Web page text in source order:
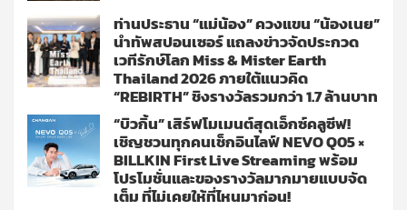
ท่านประธาน “แม่น้อง” ควงแขน “น้องเนย”
นำทัพสปอนเซอร์ แถลงข่าวจัดประกวด
เวทีรักษ์โลก Miss & Mister Earth
Thailand 2026 ภายใต้แนวคิด
“REBIRTH” ชิงรางวัลรวมกว่า 1.7 ล้านบาท
“บิวกิ้น” เสิร์ฟโมเมนต์สุดเอ็กซ์คลูซีฟ!
เชิญชวนทุกคนเช็กอินไลฟ์ NEVO Q05 ×
BILLKIN First Live Streaming พร้อม
โปรโมชั่นและของรางวัลมากมายแบบจัด
เต็ม ที่ไม่เคยให้ที่ไหนมาก่อน!